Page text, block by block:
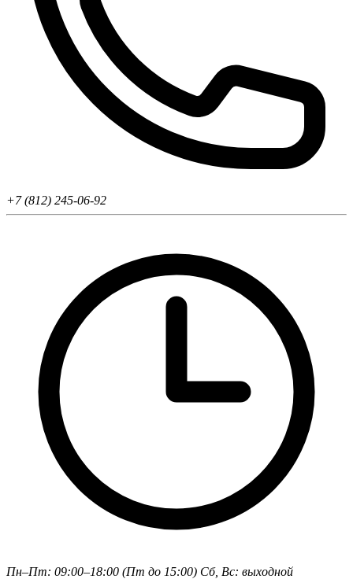
+7 (812) 245-06-92
Пн–Пт: 09:00–18:00 (Пт до 15:00) Сб, Вс: выходной